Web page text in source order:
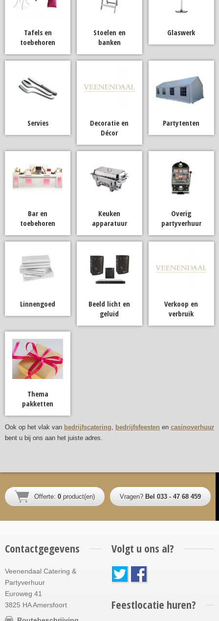
Tafels en
toebehoren
Stoelen en
banken
Glaswerk
Servies
Decoratie en
Décor
Partytenten
Bar en
toebehoren
Keuken
apparatuur
Overig
partyverhuur
Linnengoed
Beeld licht en
geluid
Verkoop en
verbruik
Thema
pakketten
Ook op het vlak van bedrijfscatering, bedrijfsfeesten en casinoverhuur
bent u bij ons aan het juiste adres.
Offerte: 0 product(en) Vragen? Bel 033 - 47 68 459
Contactgegevens
Veenendaal Catering &
Partyverhuur
Euroweg 41
3825 HA Amersfoort
Volgt u ons al?
Feestlocatie huren?